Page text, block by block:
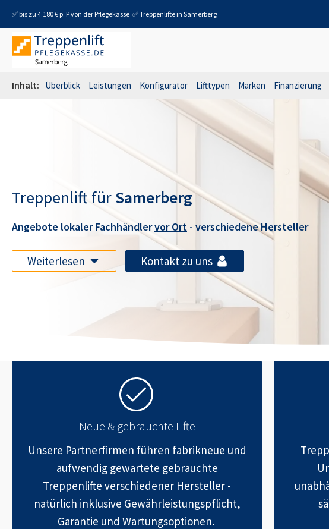
✅ bis zu 4.180 € p. P von der Pflegekasse ✅ Treppenlifte in Samerberg
Inhalt: Überblick Leistungen Konfigurator Lifttypen Marken Finanzierung
Treppenlift fürSamerberg
Angebote lokaler Fachhändlervor Ort - verschiedene Hersteller
Weiterlesen Kontakt zu uns
Neue & gebrauchte Lifte
Unsere Partnerfirmen führen fabrikneue und
aufwendig gewartete gebrauchte
Treppenlifte verschiedener Hersteller -
natürlich inklusive Gewährleistungspflicht,
Garantie und Wartungsoptionen.